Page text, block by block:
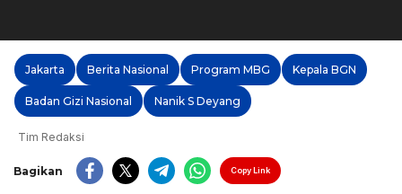
Jakarta Berita Nasional Program MBG Kepala BGN
Badan Gizi Nasional Nanik S Deyang
Tim Redaksi
Bagikan Copy Link